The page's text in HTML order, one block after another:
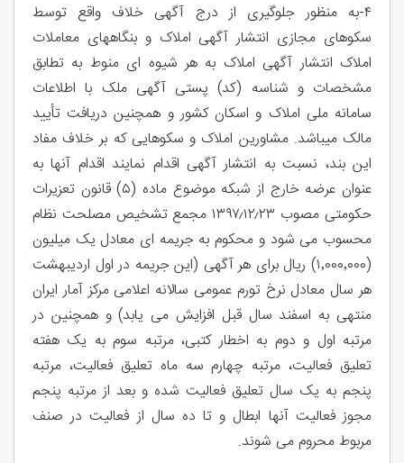
۴-به منظور جلوگیری از درج آگهی خلاف واقع توسط
سکوهای مجازی انتشار آگهی املاک و بنگاههای معاملات
املاک انتشار آگهی املاک به هر شیوه ای منوط به تطابق
مشخصات و شناسه (کد) پستی آگهی ملک با اطلاعات
سامانه ملی املاک و اسکان کشور و همچنین دریافت تأیید
مالک میباشد. مشاورین املاک و سکوهایی که بر خلاف مفاد
این بند، نسبت به انتشار آگهی اقدام نمایند اقدام آنها به
عنوان عرضه خارج از شبکه موضوع ماده (۵) قانون تعزیرات
حکومتی مصوب ۱۳۹۷٫۱۲٫۲۳ مجمع تشخیص مصلحت نظام
محسوب می شود و محکوم به جریمه ای معادل یک میلیون
(۱٬۰۰۰٬۰۰۰) ریال برای هر آگهی (این جریمه در اول اردیبهشت
هر سال معادل نرخ تورم عمومی سالانه اعلامی مرکز آمار ایران
منتهی به اسفند سال قبل افزایش می یابد) و همچنین در
مرتبه اول و دوم به اخطار کتبی، مرتبه سوم به یک هفته
تعلیق فعالیت، مرتبه چهارم سه ماه تعلیق فعالیت، مرتبه
پنجم به یک سال تعلیق فعالیت شده و بعد از مرتبه پنجم
مجوز فعالیت آنها ابطال و تا ده سال از فعالیت در صنف
مربوط محروم می شوند.